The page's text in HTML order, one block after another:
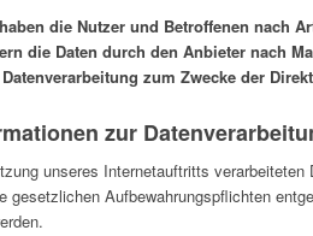
die Nutzer und Betroffenen nach
die Daten durch den Anbieter nach
zum Zwecke der
zur
unseres Internetauftritts
gesetzlichen Aufbewahrungspflichten